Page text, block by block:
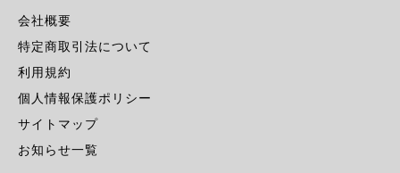
会社概要
特定商取引法について
利用規約
個人情報保護ポリシー
サイトマップ
お知らせ一覧